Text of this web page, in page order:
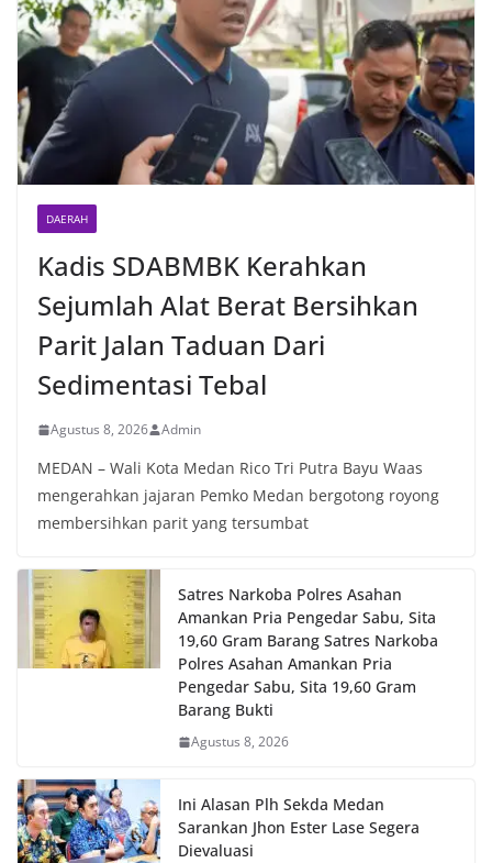
DAERAH
Kadis SDABMBK Kerahkan
Sejumlah Alat Berat Bersihkan
Parit Jalan Taduan Dari
Sedimentasi Tebal
Agustus 8, 2026 Admin
MEDAN – Wali Kota Medan Rico Tri Putra Bayu Waas
mengerahkan jajaran Pemko Medan bergotong royong
membersihkan parit yang tersumbat
Satres Narkoba Polres Asahan
Amankan Pria Pengedar Sabu, Sita
19,60 Gram Barang Satres Narkoba
Polres Asahan Amankan Pria
Pengedar Sabu, Sita 19,60 Gram
Barang Bukti
Agustus 8, 2026
Ini Alasan Plh Sekda Medan
Sarankan Jhon Ester Lase Segera
Dievaluasi